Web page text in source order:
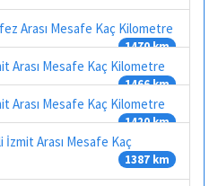
Arası Mesafe Kaç Kilometre
1470 km
Arası Mesafe Kaç Kilometre
1466 km
Arası Mesafe Kaç Kilometre
1420 km
Arası Mesafe Kaç
1387 km